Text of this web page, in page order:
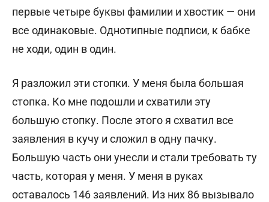
первые четыре буквы фамилии и хвостик — они
все одинаковые. Однотипные подписи, к бабке
не ходи, один в один.
Я разложил эти стопки. У меня была большая
стопка. Ко мне подошли и схватили эту
большую стопку. После этого я схватил все
заявления в кучу и сложил в одну пачку.
Большую часть они унесли и стали требовать ту
часть, которая у меня. У меня в руках
оставалось 146 заявлений. Из них 86 вызывало